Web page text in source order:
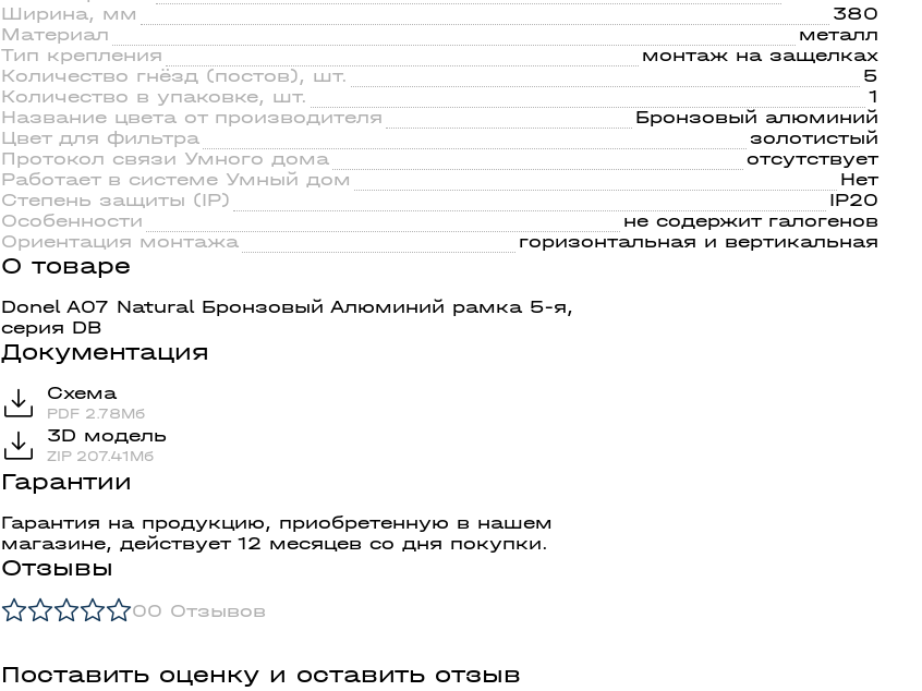
Ширина, мм
380
Материал
металл
Тип крепления
монтаж на защелках
Количество гнёзд (постов), шт.
5
Количество в упаковке, шт.
1
Название цвета от производителя
Бронзовый алюминий
Цвет для фильтра
золотистый
Протокол связи Умного дома
отсутствует
Работает в системе Умный дом
Нет
Степень защиты (IP)
IP20
Особенности
не содержит галогенов
Ориентация монтажа
горизонтальная и вертикальная
О товаре
Donel A07 Natural Бронзовый Алюминий рамка 5-я,
серия DB
Документация
Схема
PDF 2.78Мб
3D модель
ZIP 207.41Мб
Гарантии
Гарантия на продукцию, приобретенную в нашем
магазине, действует 12 месяцев со дня покупки.
Отзывы
00 Отзывов
Поставить оценку и оставить отзыв